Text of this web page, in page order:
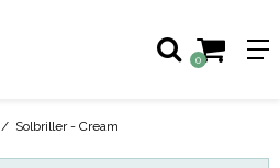
0
/ Solbriller - Cream